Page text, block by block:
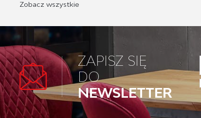
Zobacz wszystkie
ZAPISZ SIĘ
DO
NEWSLETTER